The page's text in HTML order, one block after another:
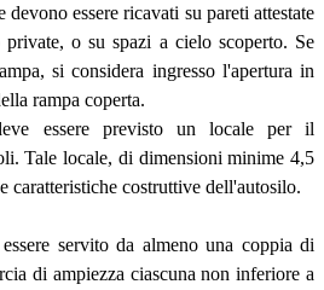
essere ricavati su pareti attestate
o su spazi a cielo scoperto. Se
si considera ingresso l'apertura in
rampa coperta.
essere previsto un locale per il
Tale locale, di dimensioni minime 4,5
caratteristiche costruttive dell'autosilo.
servito da almeno una coppia di
di ampiezza ciascuna non inferiore a